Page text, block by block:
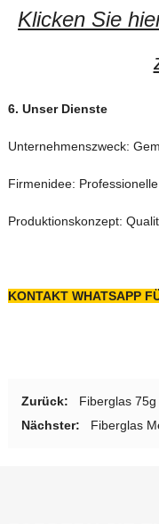
Klicken Sie
6. Unser Dienste
Unternehmenszweck:
Firmenidee:
Produktionskonzept:
KONTAKTWHATSAPP
Zurück:
Fiberglas
Nächster:
Fiberglas